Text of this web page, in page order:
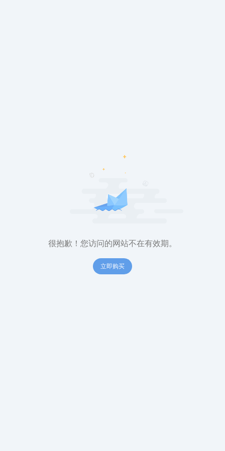
很抱歉！您访问的网站不在有效期。
立即购买